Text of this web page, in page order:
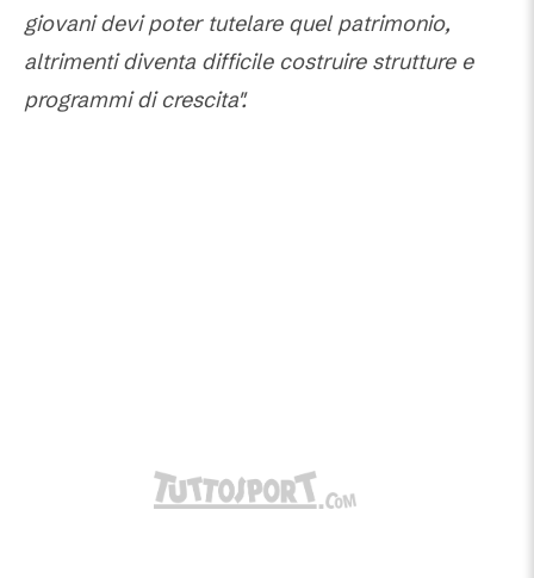
giovani devi poter tutelare quel patrimonio,
altrimenti diventa difficile costruire strutture e
programmi di crescita".